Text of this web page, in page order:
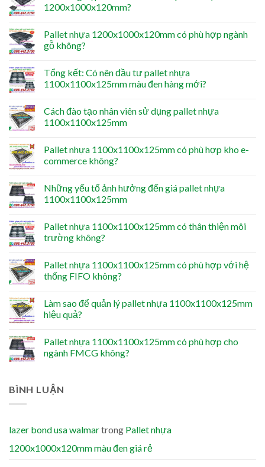
1200x1000x120mm?
Pallet nhựa 1200x1000x120mm có phù hợp ngành
gỗ không?
Tổng kết: Có nên đầu tư pallet nhựa
1100x1100x125mm màu đen hàng mới?
Cách đào tạo nhân viên sử dụng pallet nhựa
1100x1100x125mm
Pallet nhựa 1100x1100x125mm có phù hợp kho e-
commerce không?
Những yếu tố ảnh hưởng đến giá pallet nhựa
1100x1100x125mm
Pallet nhựa 1100x1100x125mm có thân thiện môi
trường không?
Pallet nhựa 1100x1100x125mm có phù hợp với hệ
thống FIFO không?
Làm sao để quản lý pallet nhựa 1100x1100x125mm
hiệu quả?
Pallet nhựa 1100x1100x125mm có phù hợp cho
ngành FMCG không?
BÌNH LUẬN
lazer bond usa walmartrong Pallet nhựa
1200x1000x120mm màu đen giá rẻ